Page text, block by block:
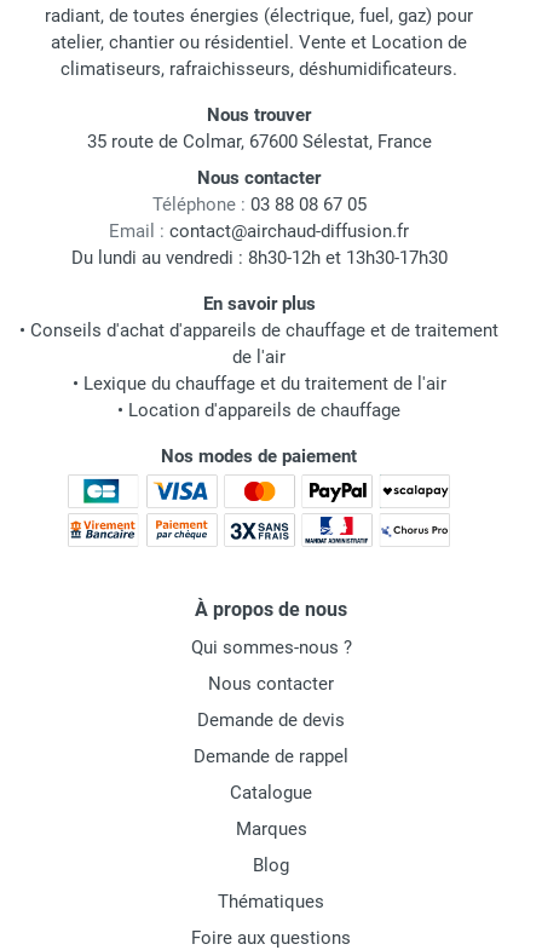
radiant, de toutes énergies (électrique, fuel, gaz) pour
atelier, chantier ou résidentiel. Vente et Location de
climatiseurs, rafraichisseurs, déshumidificateurs.
Nous trouver
35 route de Colmar, 67600 Sélestat, France
Nous contacter
Téléphone : 03 88 08 67 05
Email : contact@airchaud-diffusion.fr
Du lundi au vendredi : 8h30-12h et 13h30-17h30
En savoir plus
• Conseils d'achat d'appareils de chauffage et de traitement
de l'air
• Lexique du chauffage et du traitement de l'air
• Location d'appareils de chauffage
Nos modes de paiement
À propos de nous
Qui sommes-nous ?
Nous contacter
Demande de devis
Demande de rappel
Catalogue
Marques
Blog
Thématiques
Foire aux questions